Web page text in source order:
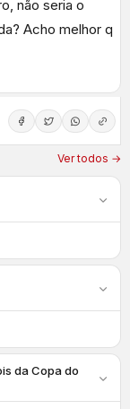
não seria o
Acho melhor q
Ver todos →
da Copa do